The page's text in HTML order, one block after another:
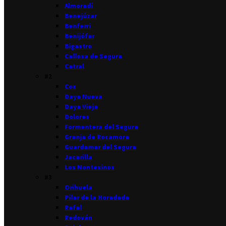
Almoradí
Benejúzar
Benferri
Benijófar
Bigastro
Callosa de Segura
Catral
Cox
Daya Nueva
Daya Vieja
Dolores
Formentera del Segura
Granja de Rocamora
Guardamar del Segura
Jacarilla
Los Montesinos
Orihuela
Pilar de la Horadada
Rafal
Redován